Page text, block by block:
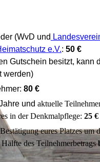
(WvD und
e.V.: 50 €
Gutschein besitzt, kann
werden)
80 €
und aktuelle
in der Denkmalpflege: 25 €
eures Platzes um
des Teilnehmerbetrags